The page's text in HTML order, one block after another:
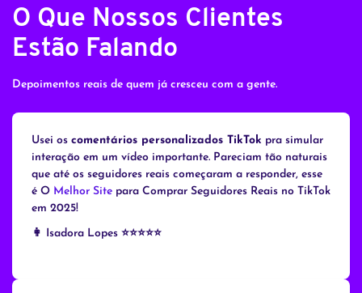
O Que Nossos Clientes
Estão Falando
Depoimentos reais de quem já cresceu com a gente.
Usei os comentários personalizados TikTok pra simular
interação em um vídeo importante. Pareciam tão naturais
que até os seguidores reais começaram a responder, esse
é O Melhor Site para Comprar Seguidores Reais no TikTok
em 2025!
👩 Isadora Lopes ⭐⭐⭐⭐⭐